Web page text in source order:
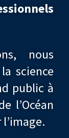
nous
science
public à
l’Océan